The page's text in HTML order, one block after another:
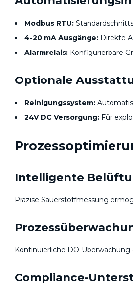
Modbus RTU:
4-20 mA Ausgänge: Direkte
Alarmrelais: Konfigurierbare
Optionale
Reinigungssystem:
24V DC Versorgung: Für
Intelligente
Präzise Sauerstoffmessung
Kontinuierliche DO-
Compliance-